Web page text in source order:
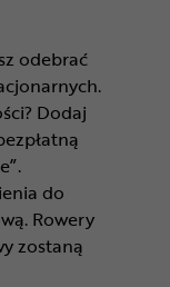
odebrać
Dodaj
do
Rowery
zostaną